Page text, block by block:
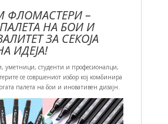
ФЛОМАСТЕРИ –
НА БОИ И
ЗА СЕКОЈА
ИДЕЈА!
уметници, студенти и професионалци,
се совршениот избор кој комбинира
палета на бои и иновативен дизајн.